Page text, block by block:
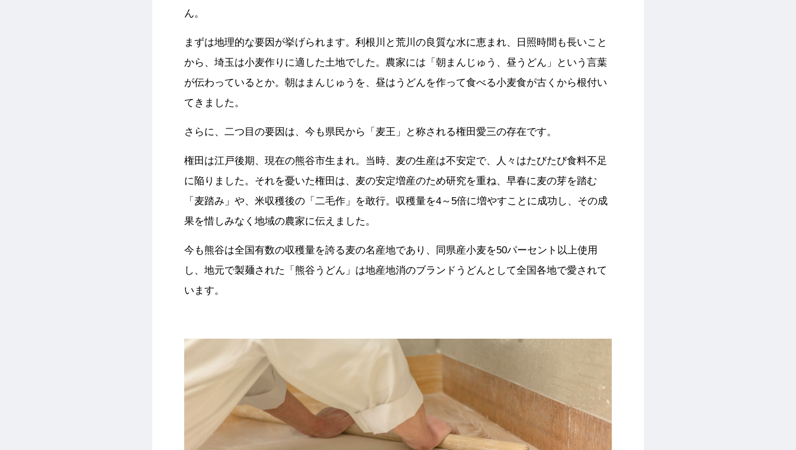
ん。
まずは地理的な要因が挙げられます。利根川と荒川の良質な水に恵まれ、日照時間も長いこと
から、埼玉は小麦作りに適した土地でした。農家には「朝まんじゅう、昼うどん」という言葉
が伝わっているとか。朝はまんじゅうを、昼はうどんを作って食べる小麦食が古くから根付い
てきました。
さらに、二つ目の要因は、今も県民から「麦王」と称される権田愛三の存在です。
権田は江戸後期、現在の熊谷市生まれ。当時、麦の生産は不安定で、人々はたびたび食料不足
に陥りました。それを憂いた権田は、麦の安定増産のため研究を重ね、早春に麦の芽を踏む
「麦踏み」や、米収穫後の「二毛作」を敢行。収穫量を4～5倍に増やすことに成功し、その成
果を惜しみなく地域の農家に伝えました。
今も熊谷は全国有数の収穫量を誇る麦の名産地であり、同県産小麦を50パーセント以上使用
し、地元で製麺された「熊谷うどん」は地産地消のブランドうどんとして全国各地で愛されて
います。